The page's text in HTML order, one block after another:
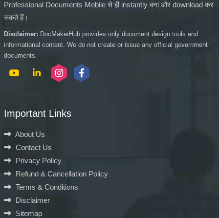
Professional Documents Mobile से ही instantly बना और download कर
सकते हैं।
Disclaimer: DocMakerHub provides only document design tools and
informational content. We do not create or issue any official government
documents.
Important Links
About Us
Contact Us
Privacy Policy
Refund & Cancellation Policy
Terms & Conditions
Disclaimer
Sitemap